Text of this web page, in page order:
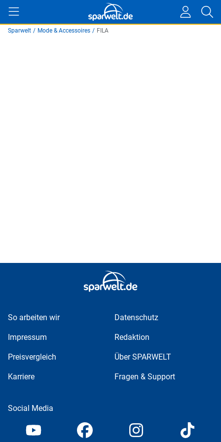
Sparwelt / Mode & Accessoires / FILA
So arbeiten wir Datenschutz
Impressum Redaktion
Preisvergleich Über SPARWELT
Karriere Fragen & Support
Social Media